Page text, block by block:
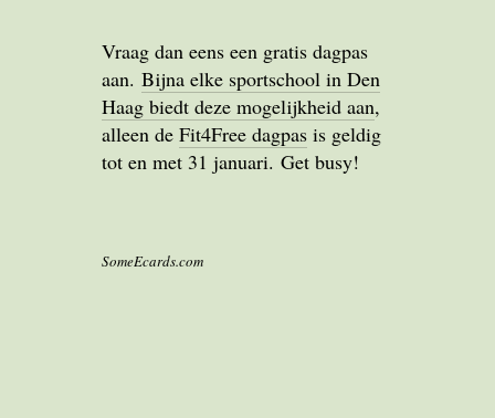
Vraag dan eens een gratis dagpas
aan. Bijna elke sportschool in Den
Haag biedt deze mogelijkheid aan,
alleen de Fit4Free dagpas is geldig
tot en met 31 januari. Get busy!
SomeEcards.com